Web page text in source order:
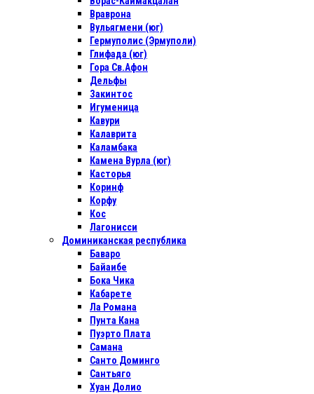
Враврона
Вульягмени (юг)
Гермуполис (Эрмуполи)
Глифада (юг)
Гора Св.Афон
Дельфы
Закинтос
Игуменица
Кавури
Калаврита
Каламбака
Камена Вурла (юг)
Касторья
Коринф
Корфу
Кос
Лагонисси
Доминиканская республика
Баваро
Байаибе
Бока Чика
Кабарете
Ла Романа
Пунта Кана
Пуэрто Плата
Самана
Санто Доминго
Сантьяго
Хуан Долио